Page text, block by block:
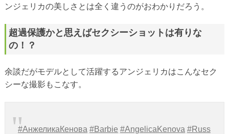
ンジェリカの美しさとは全く違うのがおわかりだろう。
超過保護かと思えばセクシーショットは有りな
の！？
余談だがモデルとして活躍するアンジェリカはこんなセク
シーな撮影もこなす。
#АнжеликаКенова #Barbie #AngelicaKenova #Russ